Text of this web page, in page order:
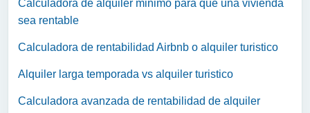
Calculadora de alquiler minimo para que una vivienda
sea rentable
Calculadora de rentabilidad Airbnb o alquiler turistico
Alquiler larga temporada vs alquiler turistico
Calculadora avanzada de rentabilidad de alquiler